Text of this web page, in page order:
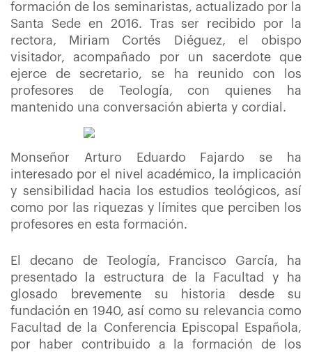
formación de los seminaristas, actualizado por la
Santa Sede en 2016. Tras ser recibido por la
rectora, Miriam Cortés Diéguez, el obispo
visitador, acompañado por un sacerdote que
ejerce de secretario, se ha reunido con los
profesores de Teología, con quienes ha
mantenido una conversación abierta y cordial.
Monseñor Arturo Eduardo Fajardo se ha
interesado por el nivel académico, la implicación
y sensibilidad hacia los estudios teológicos, así
como por las riquezas y límites que perciben los
profesores en esta formación.
El decano de Teología, Francisco García, ha
presentado la estructura de la Facultad y ha
glosado brevemente su historia desde su
fundación en 1940, así como su relevancia como
Facultad de la Conferencia Episcopal Española,
por haber contribuido a la formación de los